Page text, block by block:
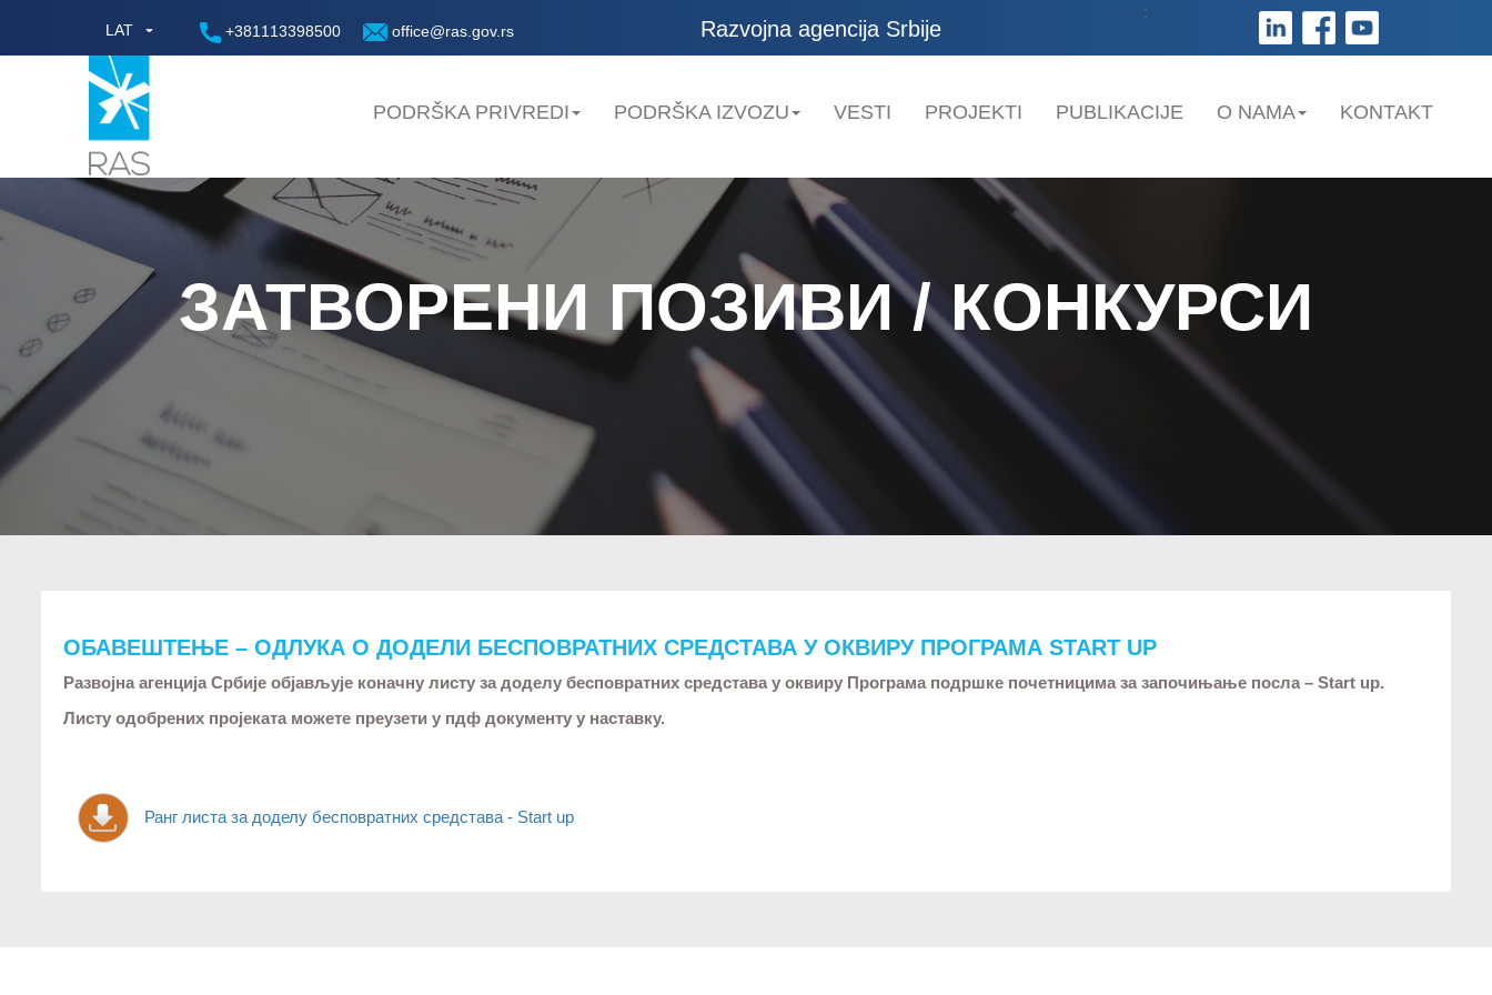
LAT +381113398500 office@ras.gov.rs Razvojna agencija Srbije
;
PODRŠKA PRIVREDI PODRŠKA IZVOZU VESTI PROJEKTI PUBLIKACIJE O NAMA KONTAKT
ЗАТВОРЕНИ ПОЗИВИ / КОНКУРСИ
ОБАВЕШТЕЊЕ – ОДЛУКА О ДОДЕЛИ БЕСПОВРАТНИХ СРЕДСТАВА У ОКВИРУ ПРОГРАМА START UP
Развојна агенција Србије објављује коначну листу за доделу бесповратних средстава у оквиру Програма подршке почетницима за започињање посла – Start up.
Листу одобрених пројеката можете преузети у пдф документу у наставку.
Ранг листа за доделу бесповратних средстава - Start up